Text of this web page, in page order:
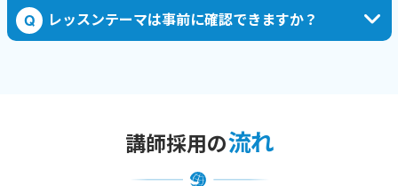
Q レッスンテーマは事前に確認できますか？
講師採用の流れ